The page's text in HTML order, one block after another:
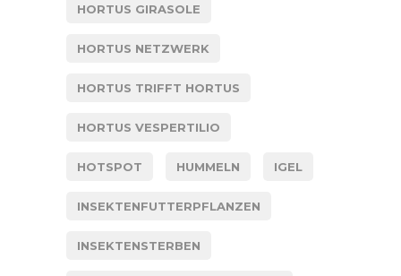
HORTUS GIRASOLE
HORTUS NETZWERK
HORTUS TRIFFT HORTUS
HORTUS VESPERTILIO
HOTSPOT HUMMELN IGEL
INSEKTENFUTTERPFLANZEN
INSEKTENSTERBEN